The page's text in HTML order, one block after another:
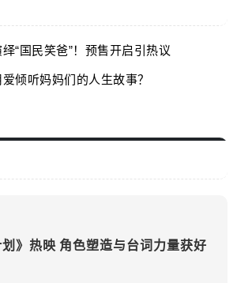
“国民笑爸”！预售开启引热议
倾听妈妈们的人生故事？
》热映 角色塑造与台词力量获好